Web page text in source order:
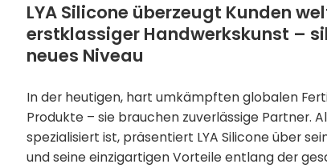
LYA Silicone überzeugt Kunden
erstklassiger Handwerkskunst –
neues Niveau
In der heutigen, hart umkämpften globalen
Produkte – sie brauchen zuverlässige Partner.
spezialisiert ist, präsentiert LYA Silicone über
und seine einzigartigen Vorteile entlang der